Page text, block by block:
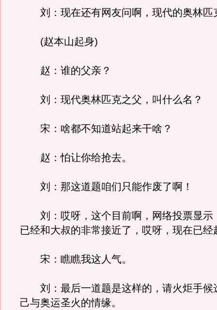
刘：现在还有网友问啊，现代的奥林匹
(赵本山起身)
赵：谁的父亲？
刘：现代奥林匹克之父，叫什么名？
宋：啥都不知道站起来干啥？
赵：怕让你给抢去。
刘：那这道题咱们只能作废了啊！
刘：哎呀，这个目前啊，网络投票显示
已经和大叔的非常接近了，哎呀，现在已经
宋：瞧瞧我这人气。
刘：最后一道题是这样的，请火炬手候
己与奥运圣火的情缘。